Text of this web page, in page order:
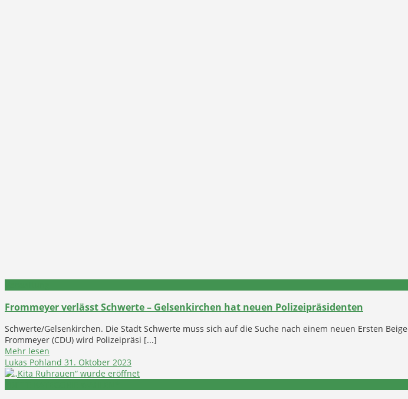
Frommeyer verlässt Schwerte – Gelsenkirchen hat neuen Polizeipräsidenten
Schwerte/Gelsenkirchen. Die Stadt Schwerte muss sich auf die Suche nach einem neuen Ersten
Frommeyer (CDU) wird Polizeipräsi [...]
Mehr lesen
Lukas Pohland 31. Oktober 2023